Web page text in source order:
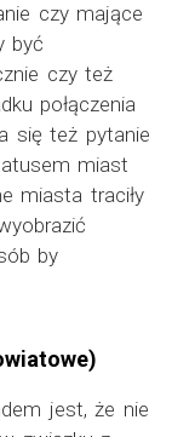
czy mające
być
czy też
połączenia
się też pytanie
miast
miasta traciły
by
jest, że nie